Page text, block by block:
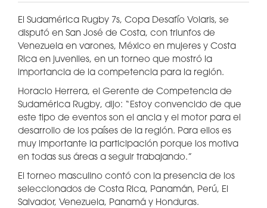
El Sudamérica Rugby 7s, Copa Desafío Volaris, se
disputó en San José de Costa, con triunfos de
Venezuela en varones, México en mujeres y Costa
Rica en juveniles, en un torneo que mostró la
importancia de la competencia para la región.
Horacio Herrera, el Gerente de Competencia de
Sudamérica Rugby, dijo: “Estoy convencido de que
este tipo de eventos son el ancla y el motor para el
desarrollo de los países de la región. Para ellos es
muy importante la participación porque los motiva
en todas sus áreas a seguir trabajando.”
El torneo masculino contó con la presencia de los
seleccionados de Costa Rica, Panamán, Perú, El
Salvador, Venezuela, Panamá y Honduras.